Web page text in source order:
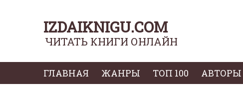
IZDAIKNIGU.COM
ЧИТАТЬ КНИГИ ОНЛАЙН
ГЛАВНАЯ ЖАНРЫ ТОП 100 АВТОРЫ